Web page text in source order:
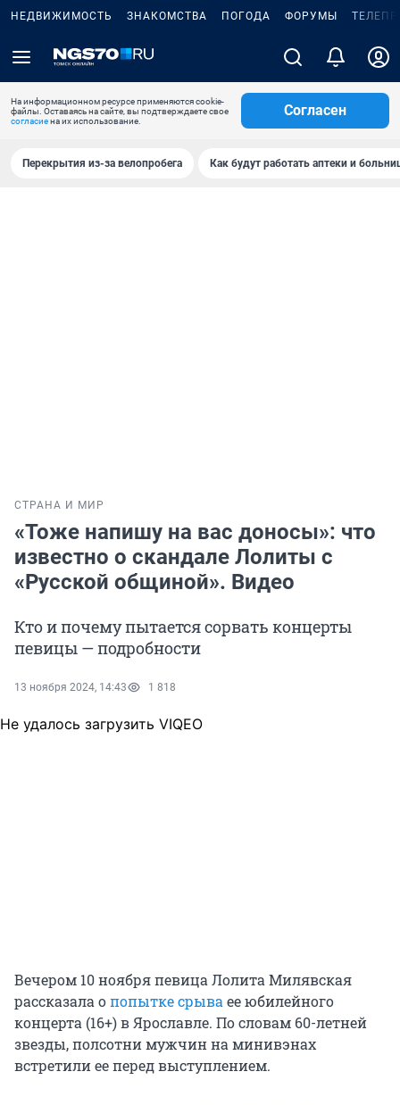
НЕДВИЖИМОСТЬ ЗНАКОМСТВА ПОГОДА ФОРУМЫ
На информационном ресурсе применяются cookie-
файлы. Оставаясь на сайте, вы подтверждаете свое
согласиена их использование.
Согласен
Перекрытия из-за велопробега Как будут работать аптеки и
СТРАНА И МИР
«Тоже напишу на вас доносы»: что
известно о скандале Лолиты с
«Русской общиной». Видео
Кто и почему пытается сорвать концерты
певицы — подробности
13 ноября 2024, 14:43 1 818
Не удалось загрузить VIQEO
Вечером 10 ноября певица Лолита Милявская
рассказала опопытке срыва ее юбилейного
концерта (16+) в Ярославле. По словам 60-летней
звезды, полсотни мужчин на минивэнах
встретили ее перед выступлением.